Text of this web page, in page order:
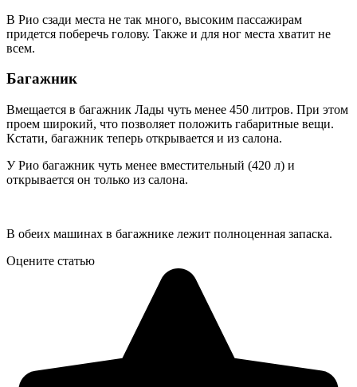
В Рио сзади места не так много, высоким пассажирам
придется поберечь голову. Также и для ног места хватит не
всем.
Багажник
Вмещается в багажник Лады чуть менее 450 литров. При этом
проем широкий, что позволяет положить габаритные вещи.
Кстати, багажник теперь открывается и из салона.
У Рио багажник чуть менее вместительный (420 л) и
открывается он только из салона.
В обеих машинах в багажнике лежит полноценная запаска.
Оцените статью